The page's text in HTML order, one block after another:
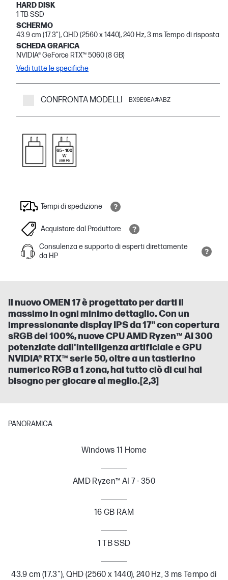
HARD DISK
1 TB SSD
SCHERMO
43.9 cm (17.3"), QHD (2560 x 1440), 240 Hz, 3 ms Tempo di risposta
SCHEDA GRAFICA
NVIDIA® GeForce RTX™ 5060 (8 GB)
Vedi tutte le specifiche
CONFRONTA MODELLI BX9E9EA#ABZ
Tempi di spedizione
Acquistare dal Produttore
Consulenza e supporto di esperti direttamente
da HP
Il nuovo OMEN 17 è progettato per darti il
massimo in ogni minimo dettaglio. Con un
impressionante display IPS da 17" con copertura
sRGB del 100%, nuove CPU AMD Ryzen™ AI 300
potenziate dall'intelligenza artificiale e GPU
NVIDIA® RTX™ serie 50, oltre a un tastierino
numerico RGB a 1 zona, hai tutto ciò di cui hai
bisogno per giocare al meglio.[2,3]
PANORAMICA
Windows 11 Home
AMD Ryzen™ AI 7 - 350
16 GB RAM
1 TB SSD
43.9 cm (17.3"), QHD (2560 x 1440), 240 Hz, 3 ms Tempo di